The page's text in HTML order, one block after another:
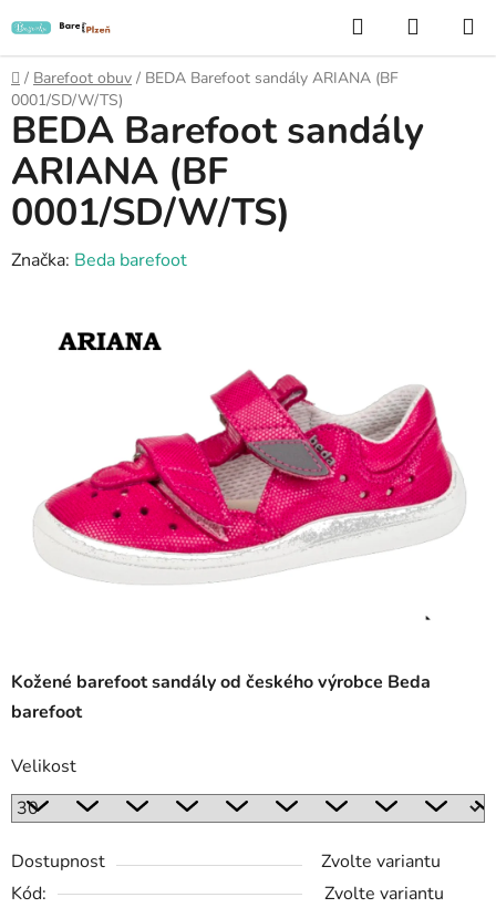
na
obsah
Hledat
KOŠÍK
Domů
/ Barefoot obuv / BEDA Barefoot sandály ARIANA (BF
0001/SD/W/TS)
Kožené barefoot sandály od českého výrobce Beda
barefoot
Velikost
Dostupnost
Zvolte variantu
Kód:
Zvolte variantu
BEDA Barefoot sandály
ARIANA (BF
0001/SD/W/TS)
Značka: Beda barefoot